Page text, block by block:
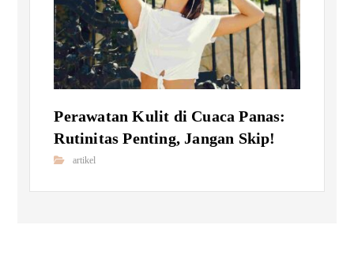
Perawatan Kulit di Cuaca Panas:
Rutinitas Penting, Jangan Skip!
artikel